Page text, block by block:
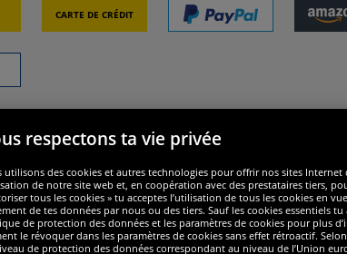
Carte de crédit
respectons ta vie privée
utilisons des cookies et autres technologies pour offrir nos sites
de notre site web et, en coopération avec des prestataires tiers,
tous les cookies » tu acceptes l’utilisation de tous les cookies en
de tes données par nous ou des tiers. Sauf les cookies essentiels
de protection des données et les paramètres de cookies pour plus
le révoquer dans les paramètres de cookies sans effet rétroactif.
de protection des données correspondant au niveau de l’Union